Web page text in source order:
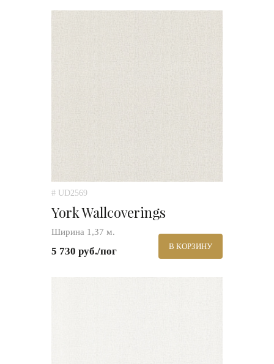
# UD2569
York Wallcoverings
Ширина 1,37 м.
5 730 руб./пог В КОРЗИНУ